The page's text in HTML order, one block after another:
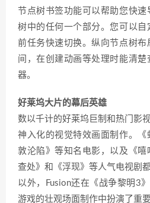
节点树书签功能可以帮助您快
树中的任何一个部分。您可以自
前任务快速切换。纵向节点树布
间，在创建动画等处理时能清
器。
好莱坞大片的幕后英雄
数以千计的好莱坞巨制和热门影
神入化的视觉特效画面制作。
敦沦陷》等知名电影，以及《嘻
查处》和《浮现》等人气电视剧
以外，Fusion还在《战争黎明3
游戏的壮观场面制作中扮演了重要